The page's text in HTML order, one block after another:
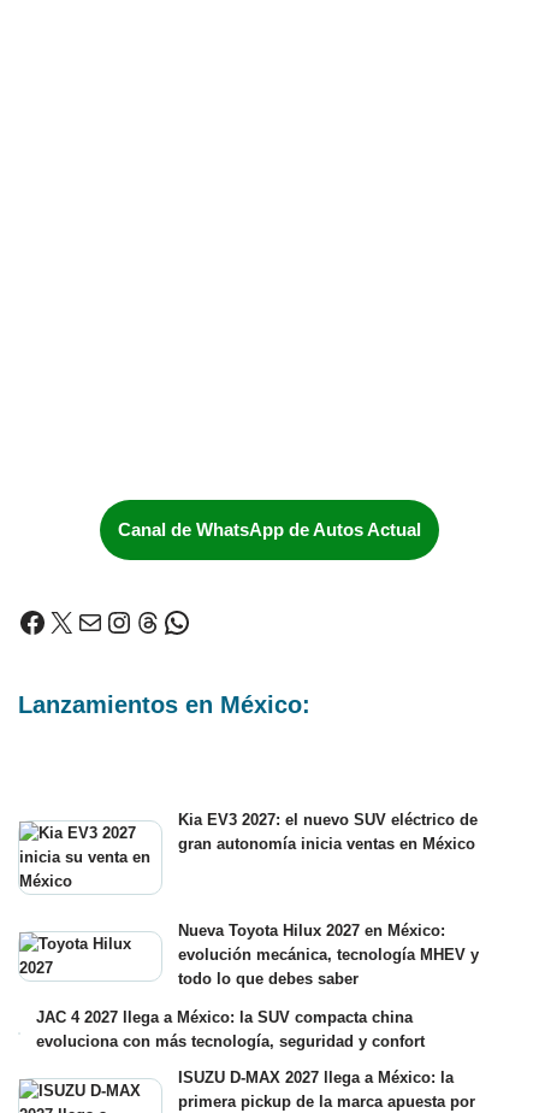
Canal de WhatsApp de Autos Actual
Lanzamientos en México:
Kia EV3 2027: el nuevo SUV eléctrico de
gran autonomía inicia ventas en México
Nueva Toyota Hilux 2027 en México:
evolución mecánica, tecnología MHEV y
todo lo que debes saber
JAC 4 2027 llega a México: la SUV compacta china
evoluciona con más tecnología, seguridad y confort
ISUZU D-MAX 2027 llega a México: la
primera pickup de la marca apuesta por